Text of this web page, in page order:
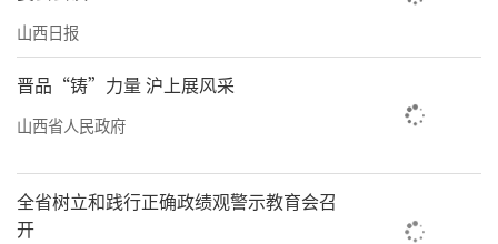
山西日报
晋品“铸”力量 沪上展风采
山西省人民政府
全省树立和践行正确政绩观警示教育会召
开